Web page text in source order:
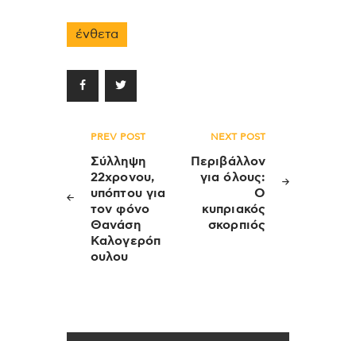
ένθετα
Πλοήγηση
άρθρων
PREV POST
Σύλληψη
22χρονου,
υπόπτου για
τον φόνο
Θανάση
Καλογερόπ
ουλου
NEXT POST
Περιβάλλον
για όλους:
Ο
κυπριακός
σκορπιός